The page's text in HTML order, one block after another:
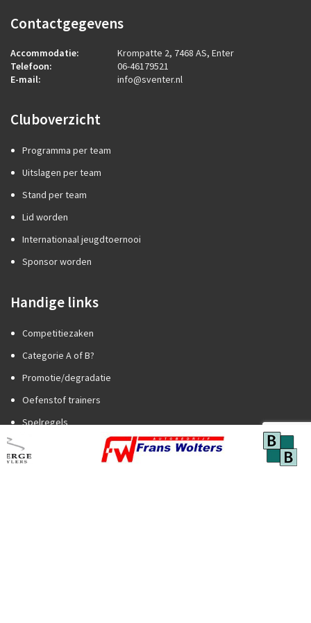
Contactgegevens
Accommodatie:
Krompatte 2, 7468 AS, Enter
Telefoon:
06-46179521
E-mail:
info@sventer.nl
Cluboverzicht
Programma per team
Uitslagen per team
Stand per team
Lid worden
Internationaal jeugdtoernooi
Sponsor worden
Handige links
Competitiezaken
Categorie A of B?
Promotie/degradatie
Oefenstof trainers
Spelregels
Trainer worden?